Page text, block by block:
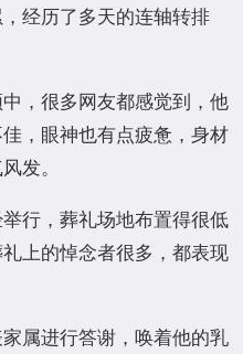
经历了多天的连轴转排
，很多网友都感觉到，他
，眼神也有点疲惫，身材
发。
行，葬礼场地布置得很低
上的悼念者很多，都表现
属进行答谢，唤着他的乳